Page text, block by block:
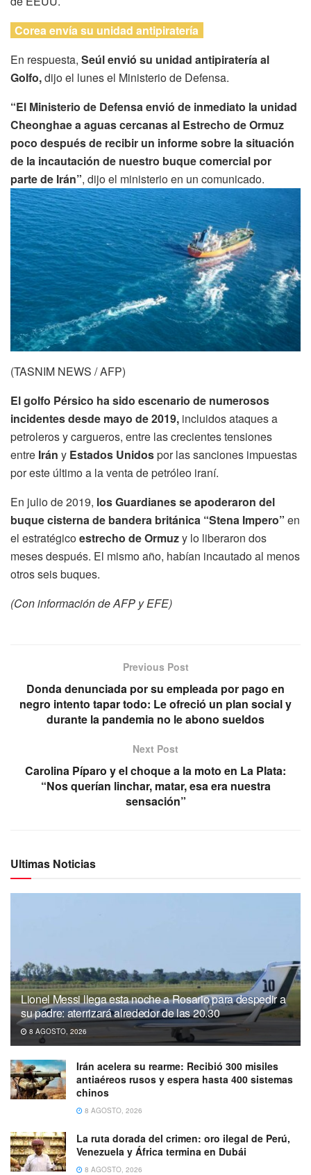
Corea envía su unidad antipiratería
En respuesta, Seúl envió su unidad antipiratería al
Golfo,dijo el lunes el Ministerio de Defensa.
“El Ministerio de Defensa envió de inmediato la unidad
Cheonghae a aguas cercanas al Estrecho de Ormuz
poco después de recibir un informe sobre la situación
de la incautación de nuestro buque comercial por
parte de Irán”, dijo el ministerio en un comunicado.
(TASNIM NEWS / AFP)
El golfo Pérsico ha sido escenario de numerosos
incidentes desde mayo de 2019, incluidos ataques a
petroleros y cargueros, entre las crecientes tensiones
entre Irán y Estados Unidospor las sanciones impuestas
por este último a la venta de petróleo iraní.
En julio de 2019, los Guardianes se apoderaron del
buque cisterna de bandera británica “Stena Impero” en
el estratégicoestrecho de Ormuzy lo liberaron dos
meses después. El mismo año, habían incautado al menos
otros seis buques.
(Con información de AFP y EFE)
Previous Post
Donda denunciada por su empleada por pago en
negro intento tapar todo: Le ofreció un plan social y
durante la pandemia no le abono sueldos
Next Post
Carolina Píparo y el choque a la moto en La Plata:
“Nos querían linchar, matar, esa era nuestra
sensación”
Ultimas Noticias
Lionel Messi llega esta noche a Rosario para despedir a
su padre: aterrizará alrededor de las 20.30
8 AGOSTO, 2026
Irán acelera su rearme: Recibió 300 misiles
antiaéreos rusos y espera hasta 400 sistemas
chinos
8 AGOSTO, 2026
La ruta dorada del crimen: oro ilegal de Perú,
Venezuela y África termina en Dubái
8 AGOSTO, 2026